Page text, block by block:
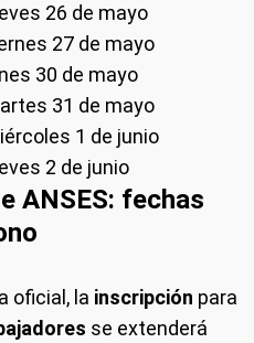
26 de mayo
27 de mayo
30 de mayo
31 de mayo
1 de junio
2 de junio
ANSES: fechas
oficial, la inscripción para
se extenderá